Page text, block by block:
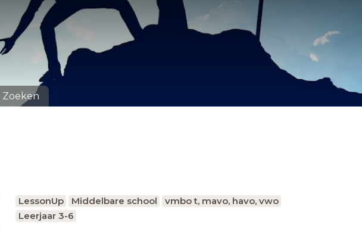
Zoeken
LessonUp Middelbare school
vmbo t, mavo, havo, vwo
Leerjaar 3-6